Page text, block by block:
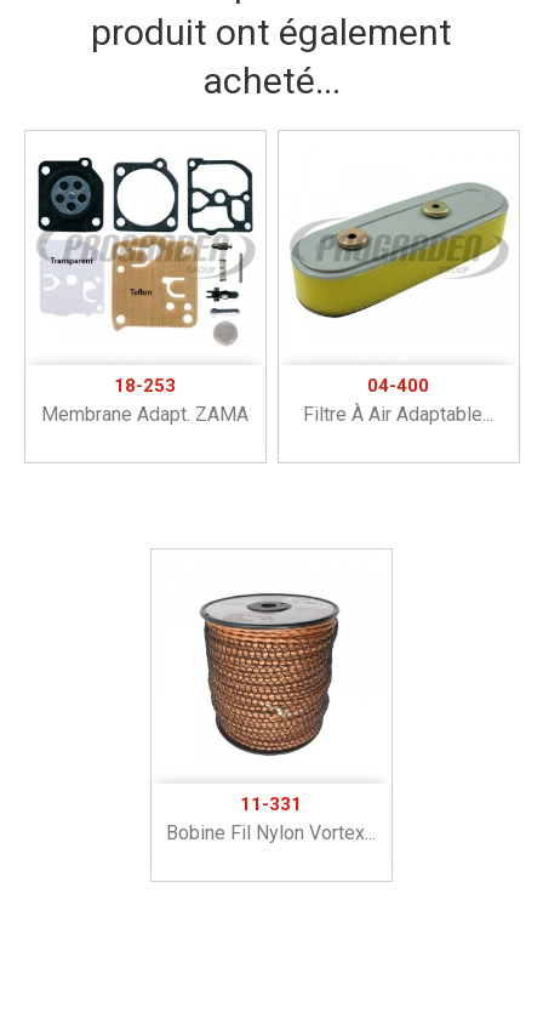
produit ont également
acheté...
18-253
Membrane Adapt. ZAMA
04-400
Filtre À Air Adaptable...
11-331
Bobine Fil Nylon Vortex...